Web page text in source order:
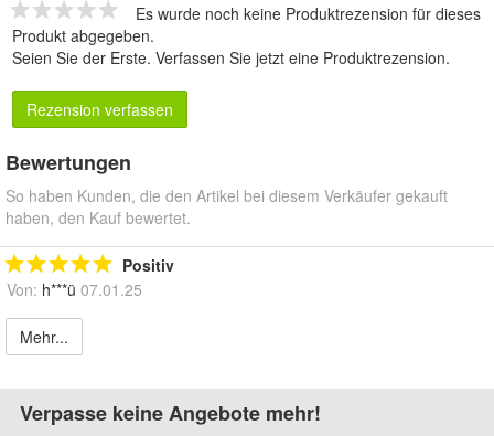
Es wurde noch keine Produktrezension für dieses
Produkt abgegeben.
Seien Sie der Erste. Verfassen Sie jetzt eine Produktrezension.
Rezension verfassen
Bewertungen
So haben Kunden, die den Artikel bei diesem Verkäufer gekauft
haben, den Kauf bewertet.
Positiv
Von: h***ü 07.01.25
Mehr...
Verpasse keine Angebote mehr!